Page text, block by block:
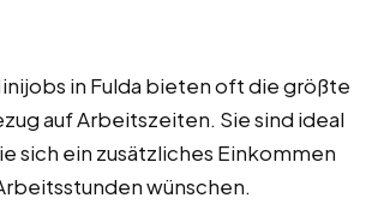
in Fulda bieten oft die größte
auf Arbeitszeiten. Sie sind ideal
sich ein zusätzliches Einkommen
wünschen.